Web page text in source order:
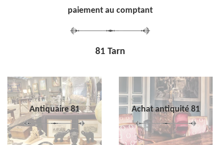
paiement au comptant
81 Tarn
Antiquaire 81 Achat antiquité 81